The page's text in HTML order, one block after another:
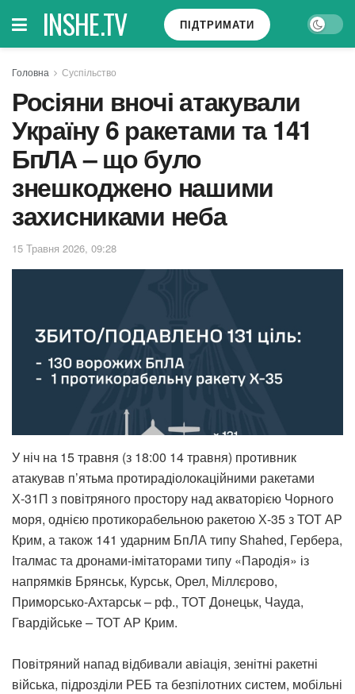
INSHE.TV ПІДТРИМАТИ
Головна Суспільство
Росіяни вночі атакували
Україну 6 ракетами та 141
БпЛА – що було
знешкоджено нашими
захисниками неба
15 Травня 2026, 09:28
У ніч на 15 травня (з 18:00 14 травня) противник
атакував п’ятьма протирадіолокаційними ракетами
Х-31П з повітряного простору над акваторією Чорного
моря, однією протикорабельною ракетою Х-35 з ТОТ АР
Крим, а також 141 ударним БпЛА типу Shahed, Гербера,
Італмас та дронами-імітаторами типу «Пародія» із
напрямків Брянськ, Курськ, Орел, Міллєрово,
Приморсько-Ахтарськ – рф., ТОТ Донецьк, Чауда,
Гвардійське – ТОТ АР Крим.
Повітряний напад відбивали авіація, зенітні ракетні
війська, підрозділи РЕБ та безпілотних систем, мобільні